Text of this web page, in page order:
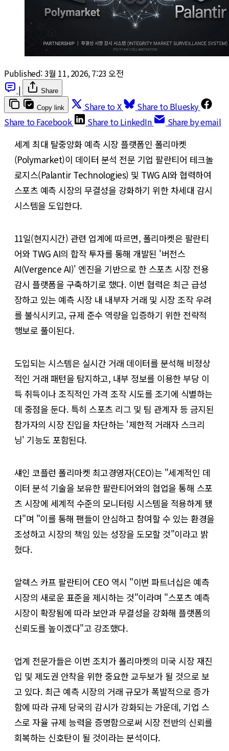
Published:3월 11, 2026, 7:23 오전
|
Share
Copy link Share to X
Share to Bluesky
Share to Facebook
Share to LinkedIn Share by email
세계 최대 탈중앙화 예측 시장 플랫폼인 폴리마켓
(Polymarket)이 데이터 분석 전문 기업 팔란티어 테크놀
로지스(Palantir Technologies) 및 TWG AI와 협력하여
스포츠 예측 시장의 무결성을 강화하기 위한 차세대 감시
시스템을 도입한다.
​11일(현지시간) 관련 업계에 따르면, 폴리마켓은 팔란티
어와 TWG AI의 합작 투자를 통해 개발된 '버전스
AI(Vergence AI)' 엔진을 기반으로 한 스포츠 시장 전용
감시 플랫폼을 구축하기로 했다. 이번 협력은 최근 급성
장하고 있는 예측 시장 내 내부자 거래 및 시장 조작 우려
를 불식시키고, 규제 준수 역량을 입증하기 위한 전략적
행보로 풀이된다.
​도입되는 시스템은 실시간 거래 데이터를 분석해 비정상
적인 거래 패턴을 탐지하고, 내부 정보를 이용한 부당 이
득 취득이나 조직적인 가격 조작 시도를 조기에 식별하는
데 중점을 둔다. 특히 스포츠 리그 및 팀 관계자 등 금지된
참가자의 시장 진입을 차단하는 '제한적 거래자 스크리
닝' 기능도 포함된다.
​섀인 코플런 폴리마켓 최고경영자(CEO)는 "세계적인 데
이터 분석 기술을 보유한 팔란티어와의 협업을 통해 스포
츠 시장에 세계적 수준의 모니터링 시스템을 적용하게 됐
다"며 "이를 통해 팬들이 안심하고 참여할 수 있는 환경을
조성하고 시장의 책임 있는 성장을 도모할 것"이라고 밝
혔다.
​알렉스 카프 팔란티어 CEO 역시 "이번 파트너십은 예측
시장의 새로운 표준을 제시하는 것"이라며 "스포츠 예측
시장이 확장됨에 따라 보안과 무결성을 강화해 플랫폼의
신뢰도를 높이겠다"고 강조했다.
​업계 전문가들은 이번 조치가 폴리마켓의 미국 시장 재진
입 및 제도권 안착을 위한 중요한 교두보가 될 것으로 보
고 있다. 최근 예측 시장의 거래 규모가 폭발적으로 증가
함에 따라 규제 당국의 감시가 강화되는 가운데, 기업 스
스로 자율 규제 능력을 증명함으로써 시장 전반의 신뢰를
회복하는 신호탄이 될 것이라는 분석이다.